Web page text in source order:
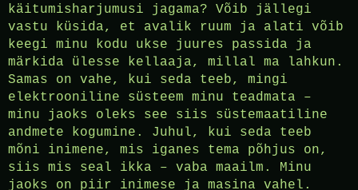
käitumisharjumusi jagama? Võib jällegi
vastu küsida, et avalik ruum ja alati võib
keegi minu kodu ukse juures passida ja
märkida ülesse kellaaja, millal ma lahkun.
Samas on vahe, kui seda teeb, mingi
elektrooniline süsteem minu teadmata –
minu jaoks oleks see siis süstemaatiline
andmete kogumine. Juhul, kui seda teeb
mõni inimene, mis iganes tema põhjus on,
siis mis seal ikka – vaba maailm. Minu
jaoks on piir inimese ja masina vahel.